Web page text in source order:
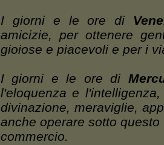
I giorni e le ore di
amicizie, per ottenere
gioiose e piacevoli e per i
I giorni e le ore di
l'eloquenza e
divinazione, meraviglie,
anche operare sotto
commercio.